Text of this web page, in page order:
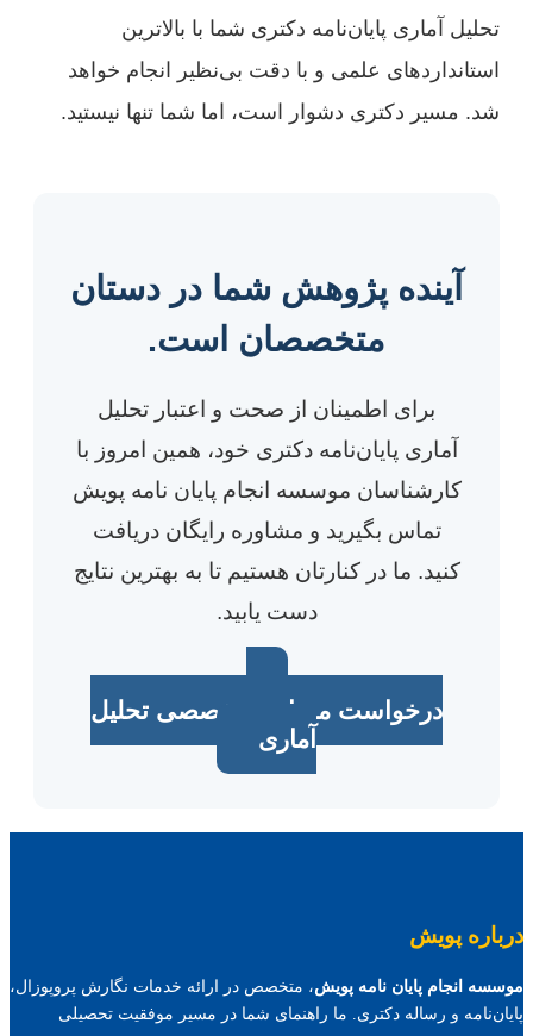
تحلیل آماری پایان‌نامه دکتری شما با بالاترین
استانداردهای علمی و با دقت بی‌نظیر انجام خواهد
شد. مسیر دکتری دشوار است، اما شما تنها نیستید.
آینده پژوهش شما در دستان
متخصصان است.
برای اطمینان از صحت و اعتبار تحلیل
آماری پایان‌نامه دکتری خود، همین امروز با
کارشناسان موسسه انجام پایان نامه پویش
تماس بگیرید و مشاوره رایگان دریافت
کنید. ما در کنارتان هستیم تا به بهترین نتایج
دست یابید.
درخواست مشاوره تخصصی تحلیل
آماری
درباره پویش
موسسه انجام پایان نامه پویش، متخصص در ارائه خدمات نگارش پروپوزال،
پایان‌نامه و رساله دکتری. ما راهنمای شما در مسیر موفقیت تحصیلی